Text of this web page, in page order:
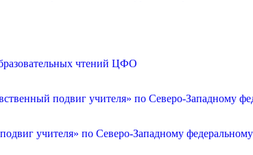
чтений ЦФО
подвиг учителя» по Северо-Западному
учителя» по Северо-Западному